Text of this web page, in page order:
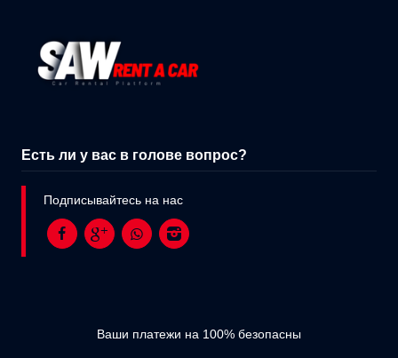
Есть ли у вас в голове вопрос?
Подписывайтесь на нас
Ваши платежи на 100% безопасны